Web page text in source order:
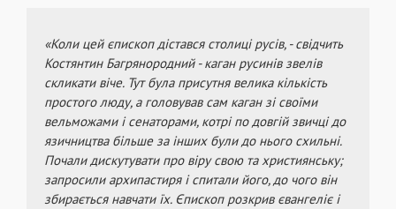
«Коли цей єпископ дістався столиці русів, - свідчить
Костянтин Багрянородний - каган русинів звелів
скликати віче. Тут була присутня велика кількість
простого люду, а головував сам каган зі своїми
вельможами і сенаторами, котрі по довгій звичці до
язичництва більше за інших були до нього схильні.
Почали дискутувати про віру свою та християнську;
запросили архипастиря і спитали його, до чого він
збирається навчати їх. Єпископ розкрив євангеліє і